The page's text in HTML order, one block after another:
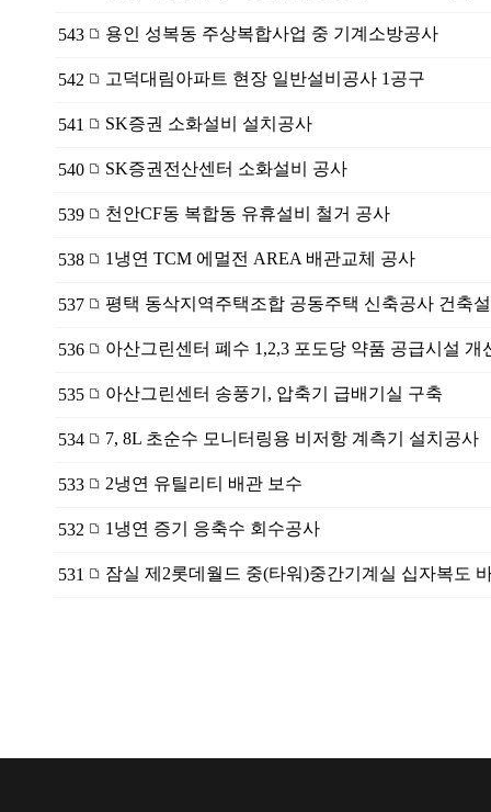
543 용인 성복동 주상복합사업 중 기계소방공사
542 고덕대림아파트 현장 일반설비공사 1공구
541 SK증권 소화설비 설치공사
540 SK증권전산센터 소화설비 공사
539 천안CF동 복합동 유휴설비 철거 공사
538 1냉연 TCM 에멀전 AREA 배관교체 공사
537 평택 동삭지역주택조합 공동주택 신축공사 건축
536 아산그린센터 폐수 1,2,3 포도당 약품 공급시설 개
535 아산그린센터 송풍기, 압축기 급배기실 구축
534 7, 8L 초순수 모니터링용 비저항 계측기 설치공사
533 2냉연 유틸리티 배관 보수
532 1냉연 증기 응축수 회수공사
531 잠실 제2롯데월드 중(타워)중간기계실 십자복도